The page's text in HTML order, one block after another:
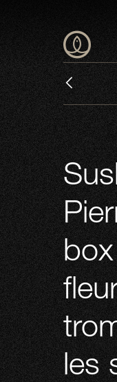
les